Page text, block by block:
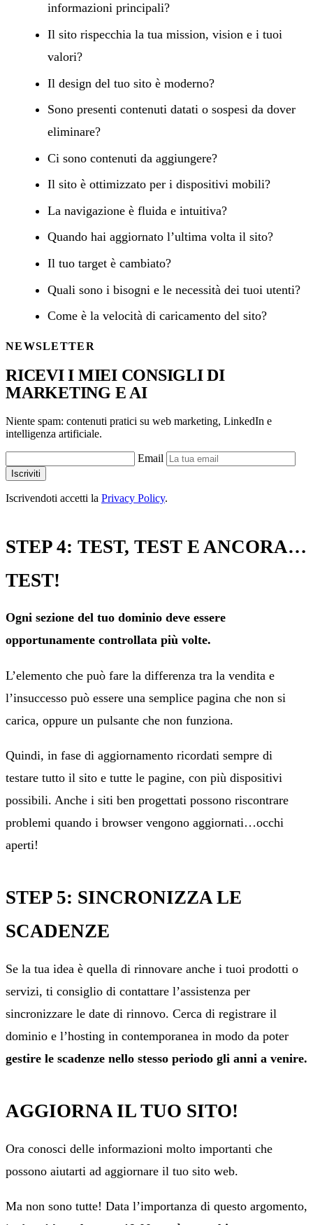
informazioni principali?
Il sito rispecchia la tua mission, vision e i tuoi
valori?
Il design del tuo sito è moderno?
Sono presenti contenuti datati o sospesi da dover
eliminare?
Ci sono contenuti da aggiungere?
Il sito è ottimizzato per i dispositivi mobili?
La navigazione è fluida e intuitiva?
Quando hai aggiornato l’ultima volta il sito?
Il tuo target è cambiato?
Quali sono i bisogni e le necessità dei tuoi utenti?
Come è la velocità di caricamento del sito?
NEWSLETTER
RICEVI I MIEI CONSIGLI DI
MARKETING E AI
Niente spam: contenuti pratici su web marketing, LinkedIn e
intelligenza artificiale.
Email
Iscriviti
Iscrivendoti accetti la Privacy Policy.
STEP 4: TEST, TEST E ANCORA…
TEST!
Ogni sezione del tuo dominio deve essere
opportunamente controllata più volte.
L’elemento che può fare la differenza tra la vendita e
l’insuccesso può essere una semplice pagina che non si
carica, oppure un pulsante che non funziona.
Quindi, in fase di aggiornamento ricordati sempre di
testare tutto il sito e tutte le pagine, con più dispositivi
possibili. Anche i siti ben progettati possono riscontrare
problemi quando i browser vengono aggiornati…occhi
aperti!
STEP 5: SINCRONIZZA LE
SCADENZE
Se la tua idea è quella di rinnovare anche i tuoi prodotti o
servizi, ti consiglio di contattare l’assistenza per
sincronizzare le date di rinnovo. Cerca di registrare il
dominio e l’hosting in contemporanea in modo da poter
gestire le scadenze nello stesso periodo gli anni a venire.
AGGIORNA IL TUO SITO!
Ora conosci delle informazioni molto importanti che
possono aiutarti ad aggiornare il tuo sito web.
Ma non sono tutte! Data l’importanza di questo argomento,